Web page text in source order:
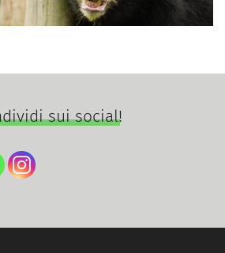
sui social!